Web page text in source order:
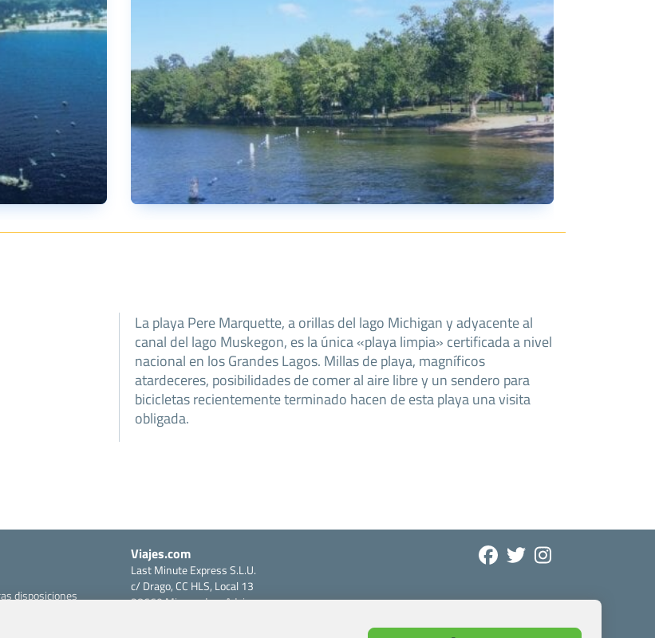
La playa Pere Marquette, a orillas del lago Michigan y adyacente al
canal del lago Muskegon, es la única «playa limpia» certificada a nivel
nacional en los Grandes Lagos. Millas de playa, magníficos
atardeceres, posibilidades de comer al aire libre y un sendero para
bicicletas recientemente terminado hacen de esta playa una visita
obligada.
disposiciones
Viajes.com
Last Minute Express S.L.U.
c/ Drago, CC HLS, Local 13
38660 Miraverde – Adeje